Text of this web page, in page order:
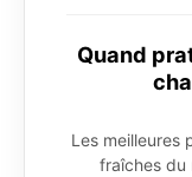
Quand
Les meilleures
fraîches du